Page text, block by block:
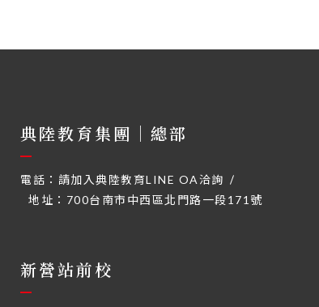
典陸教育集團｜總部
電話： 請加入典陸教育LINE OA洽詢
地址： 700台南市中西區北門路一段171號
新營站前校